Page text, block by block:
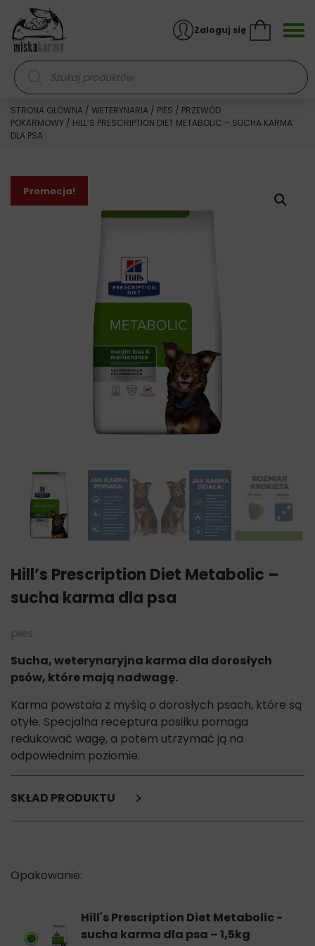
Skocz do treści
Wyszukiwarka produktów
Zaloguj się
STRONA GŁÓWNA / WETERYNARIA / PIES / PRZEWÓD
POKARMOWY / HILL’S PRESCRIPTION DIET METABOLIC – SUCHA KARMA
DLA PSA
Promocja!
Hill’s Prescription Diet Metabolic –
sucha karma dla psa
pies
Sucha, weterynaryjna karma dla dorosłych
psów, które mają nadwagę.
Karma powstała z myślą o dorosłych psach, które są
otyłe. Specjalna receptura posiłku pomaga
redukować wagę, a potem utrzymać ją na
odpowiednim poziomie.
SKŁAD PRODUKTU
mączka z otrębów grochowych,
kukurydza,
celuloza,
Hill's Prescription Diet Metabolic -
sucha karma dla psa – 1,5kg